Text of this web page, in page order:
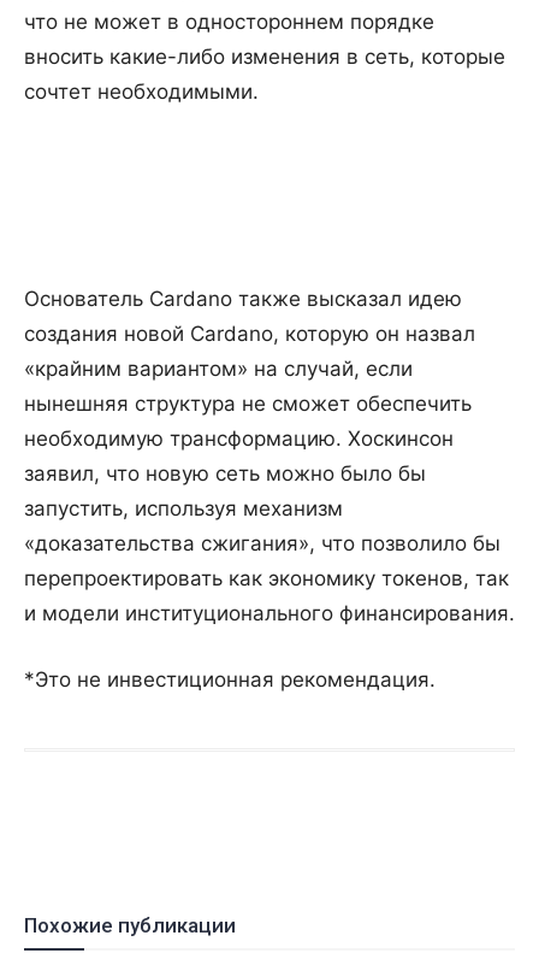
что не может в одностороннем порядке
вносить какие-либо изменения в сеть, которые
сочтет необходимыми.
Основатель Cardano также высказал идею
создания новой Cardano, которую он назвал
«крайним вариантом» на случай, если
нынешняя структура не сможет обеспечить
необходимую трансформацию. Хоскинсон
заявил, что новую сеть можно было бы
запустить, используя механизм
«доказательства сжигания», что позволило бы
перепроектировать как экономику токенов, так
и модели институционального финансирования.
*Это не инвестиционная рекомендация.
Похожие публикации